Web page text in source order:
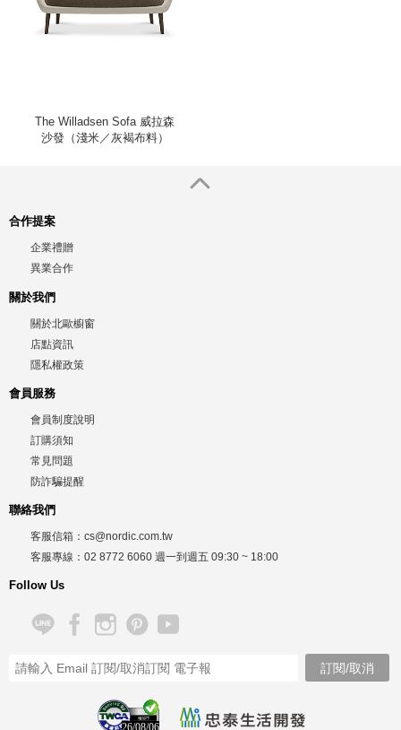
The Willadsen Sofa 威拉森
沙發（淺米／灰褐布料）
合作提案
企業禮贈
異業合作
關於我們
關於北歐櫥窗
店點資訊
隱私權政策
會員服務
會員制度說明
訂購須知
常見問題
防詐騙提醒
聯絡我們
客服信箱： cs@nordic.com.tw
客服專線： 02 8772 6060 週一到週五 09:30 ~ 18:00
Follow Us
26/08/06